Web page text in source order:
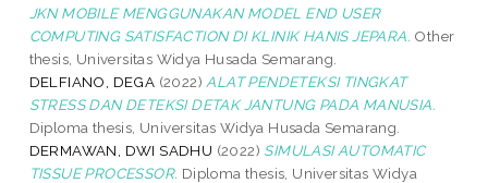
JKN MOBILE MENGGUNAKAN MODEL END USER
COMPUTING SATISFACTION DI KLINIK HANIS JEPARA. Other
thesis, Universitas Widya Husada Semarang.
DELFIANO, DEGA (2022) ALAT PENDETEKSI TINGKAT
STRESS DAN DETEKSI DETAK JANTUNG PADA MANUSIA.
Diploma thesis, Universitas Widya Husada Semarang.
DERMAWAN, DWI SADHU (2022) SIMULASI AUTOMATIC
TISSUE PROCESSOR. Diploma thesis, Universitas Widya